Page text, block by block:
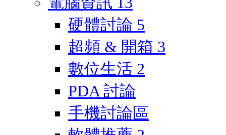
硬體討論 5
超頻 & 開箱 3
數位生活 2
PDA 討論
手機討論區